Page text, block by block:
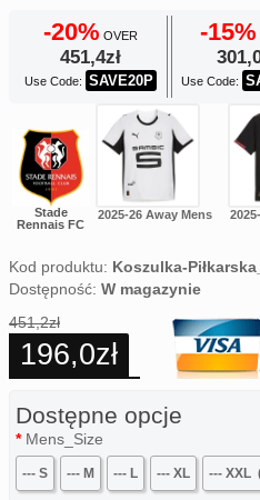
-20% OVER
451,4zł
Use Code: SAVE20P
-15%
Use Code:
Stade
Rennais FC
2025-26 Away Mens
Kod produktu: Koszulka-
Dostępność: W magazynie
451,2zł
196,0zł
Dostępne opcje
Mens_Size
--- S --- M --- L --- XL --- XXL